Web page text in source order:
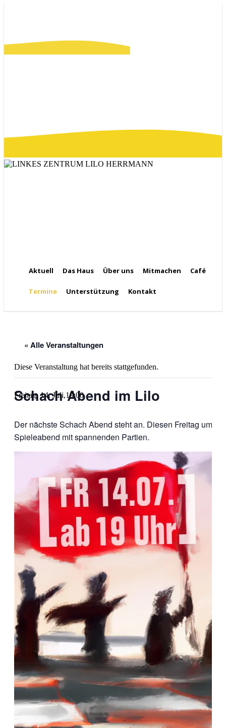
Aktuell Das Haus Über uns Mitmachen Café
Termine Unterstützung Kontakt
« Alle Veranstaltungen
Diese Veranstaltung hat bereits stattgefunden.
Schach Abend im Lilo
Freitag, 14. Juli,19:00
Der nächste Schach Abend steht an. Diesen Freitag um
Spieleabend mit spannenden Partien.